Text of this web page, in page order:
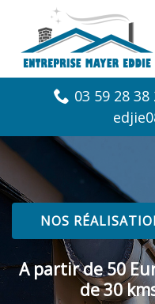
03 59 28 38
NOS
A partir de 50
de 30